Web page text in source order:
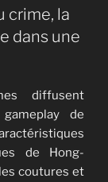
crime, la
dans une
diffusent
de
de Hong-
coutures et